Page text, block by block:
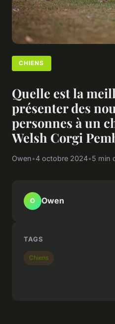
CHIENS
Quelle est la
présenter des
personnes à un
Welsh Corgi
Owen•4 octobre 2024•5 min
O Owen
TAGS
Chiens